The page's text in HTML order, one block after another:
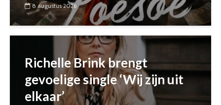
8 augustus 2026
Richelle Brink brengt
gevoelige single ‘Wij zijn uit
elkaar’